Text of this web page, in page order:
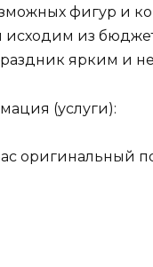
фигур и
из
ярким и
(услуги):
оригинальный